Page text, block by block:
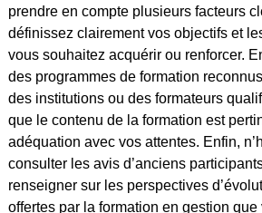
prendre en compte plusieurs facteurs
définissez clairement vos objectifs et
vous souhaitez acquérir ou renforcer.
des programmes de formation
des institutions ou des formateurs
que le contenu de la formation est
adéquation avec vos attentes. Enfin,
consulter les avis d’anciens
renseigner sur les perspectives
offertes par la formation en gestion